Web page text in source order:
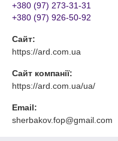
+380 (97) 273-31-31
+380 (97) 926-50-92
Сайт:
https://ard.com.ua
Сайт компанії:
https://ard.com.ua/ua/
Email:
sherbakov.fop@gmail.com